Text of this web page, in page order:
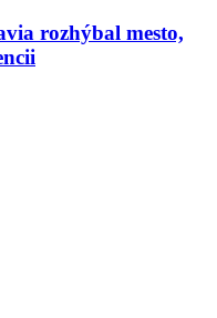
rozhýbal mesto,